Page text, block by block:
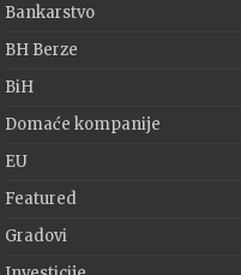
Bankarstvo
BH Berze
BiH
Domaće kompanije
EU
Featured
Gradovi